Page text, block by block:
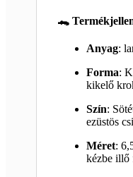
🐊
Anyag:
Forma:
kikelő
Szín:
ezüstös
Méret:
kézbe illő